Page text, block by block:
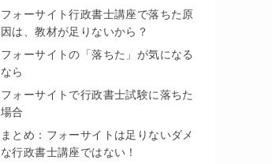
フォーサイト行政書士講座で落ちた原
因は、教材が足りないから？
フォーサイトの「落ちた」が気になる
なら
フォーサイトで行政書士試験に落ちた
場合
まとめ：フォーサイトは足りないダメ
な行政書士講座ではない！